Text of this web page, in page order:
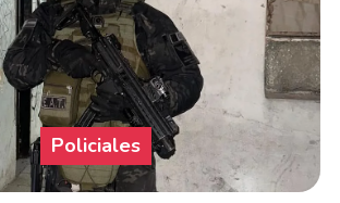
Policiales